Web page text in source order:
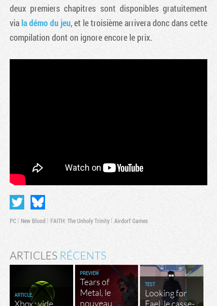
deux premiers chapitres sont disponibles gratuitement
via la démo du jeu, et le troisième arrivera donc dans cette
compilation dont on ignore encore le prix.
PC New Blood FAITH: The Unholy Trinity Airdorf Games
ARTICLES RÉCENTS
ARTICLE
Xbox : vide
PREVIEW
Tears of
Metal, le
nouveau
TEST
Looking for
Fael, le casse-
Tribune